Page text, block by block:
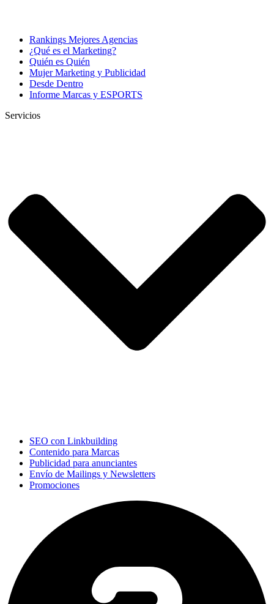
Rankings Mejores Agencias
¿Qué es el Marketing?
Quién es Quién
Mujer Marketing y Publicidad
Desde Dentro
Informe Marcas y ESPORTS
Servicios
SEO con Linkbuilding
Contenido para Marcas
Publicidad para anunciantes
Envío de Mailings y Newsletters
Promociones